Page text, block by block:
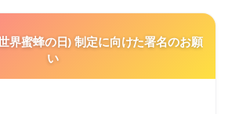
界蜜蜂の日) 制定に向けた署名のお願
い